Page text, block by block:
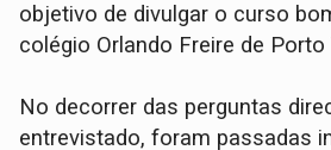
objetivo de divulgar o curso
colégio Orlando Freire de Porto
No decorrer das perguntas
entrevistado, foram passadas